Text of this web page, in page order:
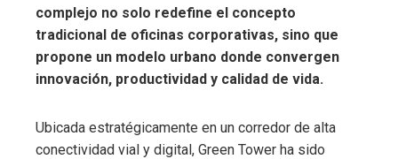
complejo no solo redefine el concepto
tradicional de oficinas corporativas, sino que
propone un modelo urbano donde convergen
innovación, productividad y calidad de vida.
Ubicada estratégicamente en un corredor de alta
conectividad vial y digital, Green Tower ha sido